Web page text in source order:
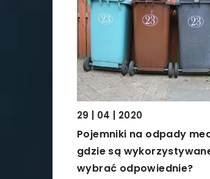
29 | 04 | 2020
Pojemniki na odpady
gdzie są
wybrać odpowiednie?